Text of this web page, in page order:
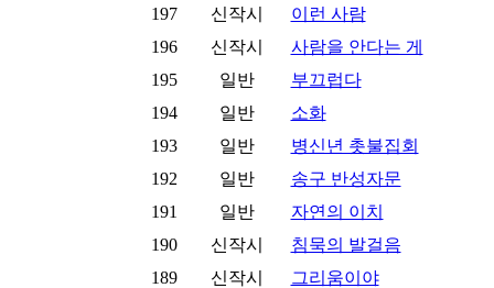
197
신작시
이런 사람
196
신작시
사람을 안다는 게
195
일반
부끄럽다
194
일반
소화
193
일반
병신년 촛불집회
192
일반
송구 반성자문
191
일반
자연의 이치
190
신작시
침묵의 발걸음
189
신작시
그리움이야